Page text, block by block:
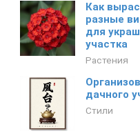
Как
разные
для
участка
Растения
дачного
Стили